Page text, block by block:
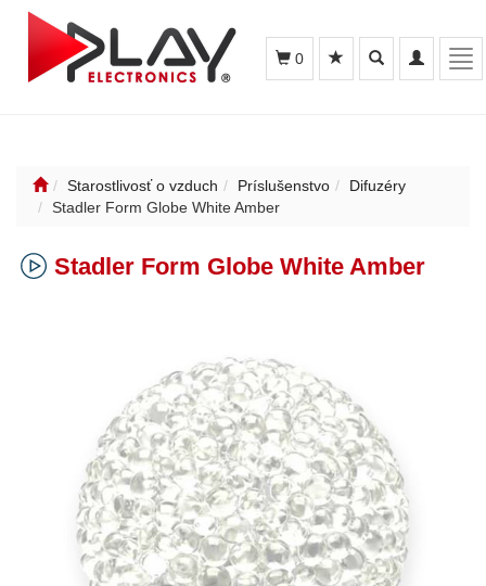
Toggle
navigation
Toggle
search
0
Starostlivosť o vzduch Príslušenstvo
Difuzéry
Stadler Form Globe White Amber
Stadler Form Globe White Amber